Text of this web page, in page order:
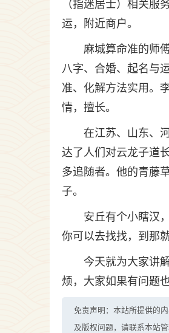
（指迷居士）相关
运，附近商户。
麻城算命准的师
八字、合婚、起名与
准、化解方法实用。
情，擅长。
在江苏、山东、
达了人们对云龙子道
多追随者。他的青藤
子。
安丘有个小瞎汉
你可以去找找，到那
今天就为大家讲
烦，大家如果有问题
免责声明：本站所提供的
及版权问题，请联系本站